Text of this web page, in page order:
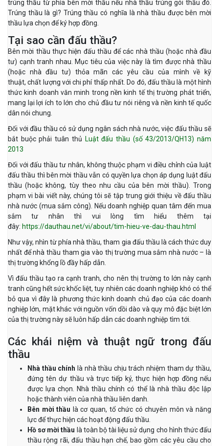
trúng thầu từ phía bên mời thầu nếu nhà thầu trúng gói thầu đó.
Trúng thầu là gì? Trúng thầu có nghĩa là nhà thầu được bên mời
thầu lựa chọn để ký hợp đồng.
Tại sao cần đấu thầu?
Bên mời thầu thực hiện đấu thầu để các nhà thầu (hoặc nhà đầu
tư) cạnh tranh nhau. Mục tiêu của việc này là tìm được nhà thầu
(hoặc nhà đầu tư) thỏa mãn các yêu cầu của mình về kỹ
thuật, chất lượng với chi phí thấp nhất. Do đó, đấu thầu là một hình
thức kinh doanh văn minh trong nền kinh tế thị trường phát triển,
mang lại lợi ích to lớn cho chủ đầu tư nói riêng và nền kinh tế quốc
dân nói chung.
Đối với đầu thầu có sử dụng ngân sách nhà nước, việc đấu thầu sẽ
bắt buộc phải tuân thủ Luật đấu thầu (số 43/2013/QH13) năm
2013
Đối với đấu thầu tư nhân, không thuộc phạm vi điều chỉnh của luật
đấu thầu thì bên mời thầu vẫn có quyền lựa chọn áp dụng luật đấu
thầu (hoặc không, tùy theo nhu cầu của bên mời thầu). Trong
phạm vi bài viết này, chúng tôi sẽ tập trung giới thiệu về đấu thầu
nhà nước (mua sắm công). Nếu doanh nghiệp quan tâm đến mua
sắm tư nhân thì vui lòng tìm hiểu thêm tại
đây: https://dauthau.net/vi/about/tim-hieu-ve-dau-thau.html
Như vậy, nhìn từ phía nhà thầu, tham gia đấu thầu là cách thức duy
nhất để nhà thầu tham gia vào thị trường mua sắm nhà nước – là
thị trường khổng lồ đầy hấp dẫn.
Vì đấu thầu tạo ra cạnh tranh, cho nên thị trường to lớn này cạnh
tranh cũng hết sức khốc liệt, tuy nhiên các doanh nghiệp khó có thể
bỏ qua vì đây là phương thức kinh doanh chủ đạo của các doanh
nghiệp lớn, mặt khác với nguồn vốn dồi dào và quy mô đặc biệt lớn
của thị trường này sẽ luôn hấp dẫn các doanh nghiệp tìm tới.
Các khái niệm và thuật ngữ trong đấu
thầu
Nhà thầu chính là nhà thầu chịu trách nhiệm tham dự thầu,
đứng tên dự thầu và trực tiếp ký, thực hiện hợp đồng nếu
được lựa chọn. Nhà thầu chính có thể là nhà thầu độc lập
hoặc thành viên của nhà thầu liên danh.
Bên mời thầu là cơ quan, tổ chức có chuyên môn và năng
lực để thực hiện các hoạt động đấu thầu.
Hồ sơ mời thầu là toàn bộ tài liệu sử dụng cho hình thức đấu
thầu rộng rãi, đấu thầu hạn chế, bao gồm các yêu cầu cho